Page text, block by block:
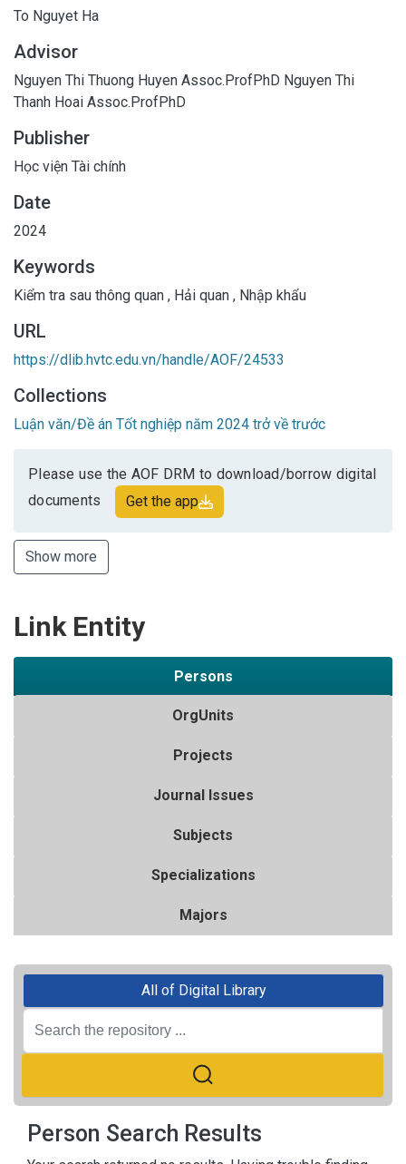
To Nguyet Ha
Advisor
Nguyen Thi Thuong Huyen Assoc.ProfPhD Nguyen Thi
Thanh Hoai Assoc.ProfPhD
Publisher
Học viện Tài chính
Date
2024
Keywords
Kiểm tra sau thông quan , Hải quan , Nhập khẩu
URL
https://dlib.hvtc.edu.vn/handle/AOF/24533
Collections
Luận văn/Đề án Tốt nghiệp năm 2024 trở về trước
Please use the AOF DRM to download/borrow digital
documents
Get the app
Show more
Link Entity
Persons
OrgUnits
Projects
Journal Issues
Subjects
Specializations
Majors
All of Digital Library
Person Search Results